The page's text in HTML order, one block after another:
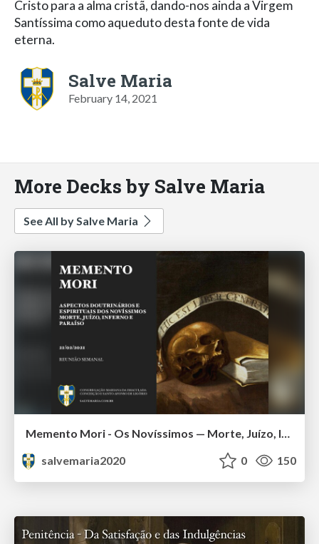
Cristo para a alma cristã, dando-nos ainda a Virgem
Santíssima como aqueduto desta fonte de vida
eterna.
Salve Maria
February 14, 2021
More Decks by Salve Maria
See All by Salve Maria
Memento Mori - Os Novíssimos — Morte, Juízo, Inferno e Paraíso
salvemaria2020
0 150